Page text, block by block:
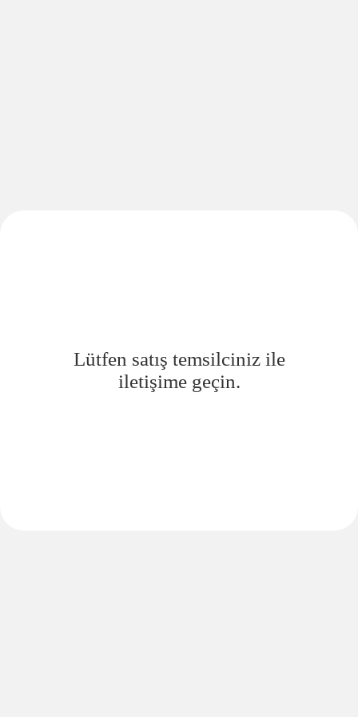
Lütfen satış temsilciniz ile
iletişime geçin.